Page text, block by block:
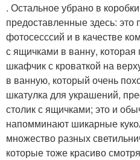
. Остальное убрано в
предоставленные здесь: это
фотосесссий и в качестве
с ящичками в ванну, которая
шкафчик с кроваткой на
в ванную, который очень
шкатулка для украшений,
столик с ящичками; это и
напомминают шикарные
множество разных
которые тоже красиво